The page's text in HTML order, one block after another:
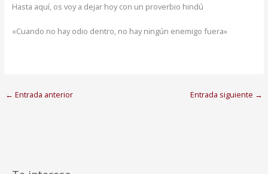
Hasta aquí, os voy a dejar hoy con un proverbio hindú
«Cuando no hay odio dentro, no hay ningún enemigo fuera»
← Entrada anterior Entrada siguiente →